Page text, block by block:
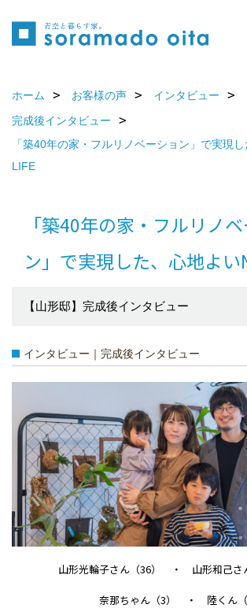
ホーム お客様の声
インタビュー
完成後インタビュー
「築40年の家・フルリノベーション」で実現
LIFE
「築40年の家・フルリノ
ン」で実現した、心地よい
【山形邸】完成後インタビュー
インタビュー｜完成後インタビュー
山形光輪子さん（36） ・ 山形和己さ
奈那ちゃん（3） ・ 陸くん（